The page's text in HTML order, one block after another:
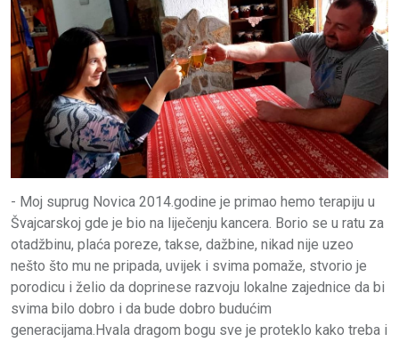
- Moj suprug Novica 2014.godine je primao hemo terapiju u
Švajcarskoj gde je bio na liječenju kancera. Borio se u ratu za
otadžbinu, plaća poreze, takse, dažbine, nikad nije uzeo
nešto što mu ne pripada, uvijek i svima pomaže, stvorio je
porodicu i želio da doprinese razvoju lokalne zajednice da bi
svima bilo dobro i da bude dobro budućim
generacijama.Hvala dragom bogu sve je proteklo kako treba i